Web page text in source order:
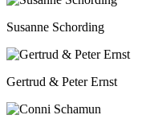
Susanne Schording
Gertrud & Peter Ernst